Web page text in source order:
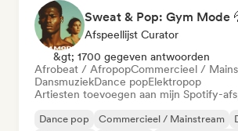
Sweat & Pop: Gym Mode
Afspeellijst Curator
&gt; 1700 gegeven antwoorden
Afrobeat / AfropopCommercieel /
DansmuziekDance popElektropop
Artiesten toevoegen aan mijn Spotify-
Dance pop Commercieel / Mainstream